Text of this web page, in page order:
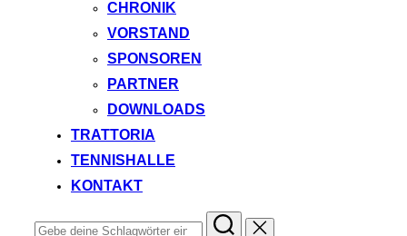
CHRONIK
VORSTAND
SPONSOREN
PARTNER
DOWNLOADS
TRATTORIA
TENNISHALLE
KONTAKT
Suchen